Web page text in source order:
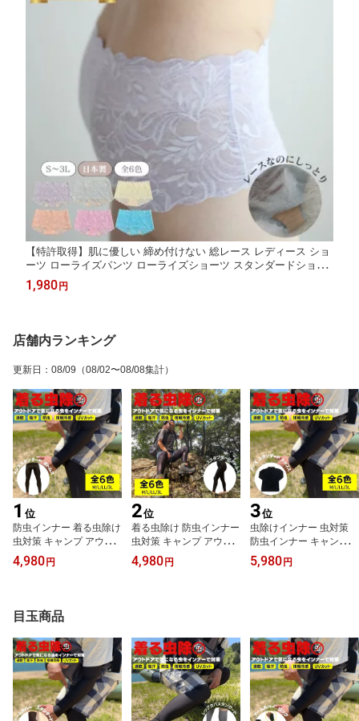
【特許取得】肌に優しい 締め付けない 総レース レディース ショ
ーツ ローライズパンツ ローライズショーツ スタンダードショー
ツ 1分丈ショーツ S M L LL 3L アウターに響かない ショーツ 日本
製 ナイトウェア
1,980円
店舗内ランキング
更新日 ： 08/09 （08/02〜08/08集計）
1 位
防虫インナー 着る虫除け
虫対策 キャンプ アウト
ドア 園芸 釣り 作業服 ア
ンジャン レギンス メン
4,980円
2位
着る虫除け 防虫インナー
虫対策 キャンプ アウト
ドア 園芸 ランニング 作
業服 レディース レギン
4,980円
3位
虫除けインナー 虫対策
防虫インナー キャンプ
アウトドア 園芸 釣り 作
業服 インナーウェア メ
5,980円
目玉商品